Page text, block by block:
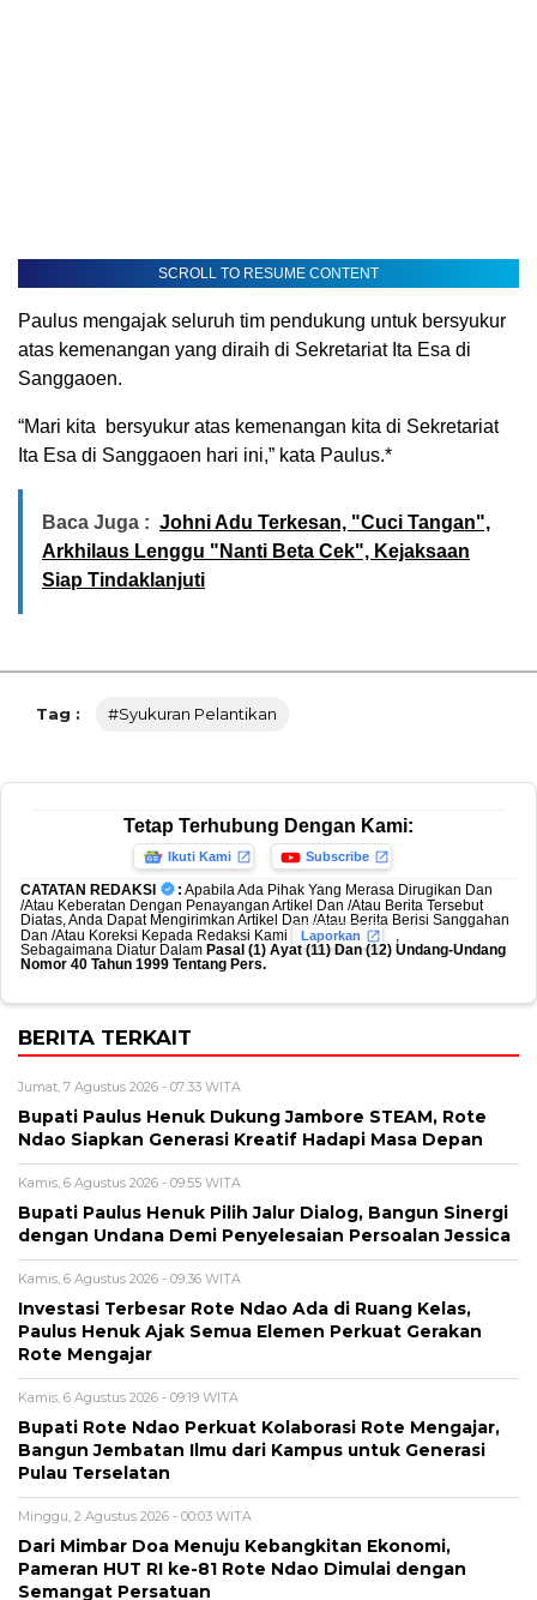
SCROLL TO RESUME CONTENT
Paulus mengajak seluruh tim pendukung untuk bersyukur
atas kemenangan yang diraih di Sekretariat Ita Esa di
Sanggaoen.
“Mari kita bersyukur atas kemenangan kita di Sekretariat
Ita Esa di Sanggaoen hari ini,” kata Paulus.*
Baca Juga : Johni Adu Terkesan, "Cuci Tangan",
Arkhilaus Lenggu "Nanti Beta Cek", Kejaksaan
Siap Tindaklanjuti
Tag : #syukuran Pelantikan
Tetap Terhubung Dengan Kami:
Ikuti Kami Subscribe
CATATAN REDAKSI : Apabila Ada Pihak Yang Merasa Dirugikan Dan
/Atau Keberatan Dengan Penayangan Artikel Dan /Atau Berita Tersebut
Diatas, Anda Dapat Mengirimkan Artikel Dan /Atau Berita Berisi Sanggahan
Dan /Atau Koreksi Kepada Redaksi Kami
Laporkan
,
Sebagaimana Diatur Dalam Pasal (1) Ayat (11) Dan (12) Undang-Undang
Nomor 40 Tahun 1999 Tentang Pers.
BERITA TERKAIT
Jumat, 7 Agustus 2026 - 07:33 WITA
Bupati Paulus Henuk Dukung Jambore STEAM, Rote
Ndao Siapkan Generasi Kreatif Hadapi Masa Depan
Kamis, 6 Agustus 2026 - 09:55 WITA
Bupati Paulus Henuk Pilih Jalur Dialog, Bangun Sinergi
dengan Undana Demi Penyelesaian Persoalan Jessica
Kamis, 6 Agustus 2026 - 09:36 WITA
Investasi Terbesar Rote Ndao Ada di Ruang Kelas,
Paulus Henuk Ajak Semua Elemen Perkuat Gerakan
Rote Mengajar
Kamis, 6 Agustus 2026 - 09:19 WITA
Bupati Rote Ndao Perkuat Kolaborasi Rote Mengajar,
Bangun Jembatan Ilmu dari Kampus untuk Generasi
Pulau Terselatan
Minggu, 2 Agustus 2026 - 00:03 WITA
Dari Mimbar Doa Menuju Kebangkitan Ekonomi,
Pameran HUT RI ke-81 Rote Ndao Dimulai dengan
Semangat Persatuan